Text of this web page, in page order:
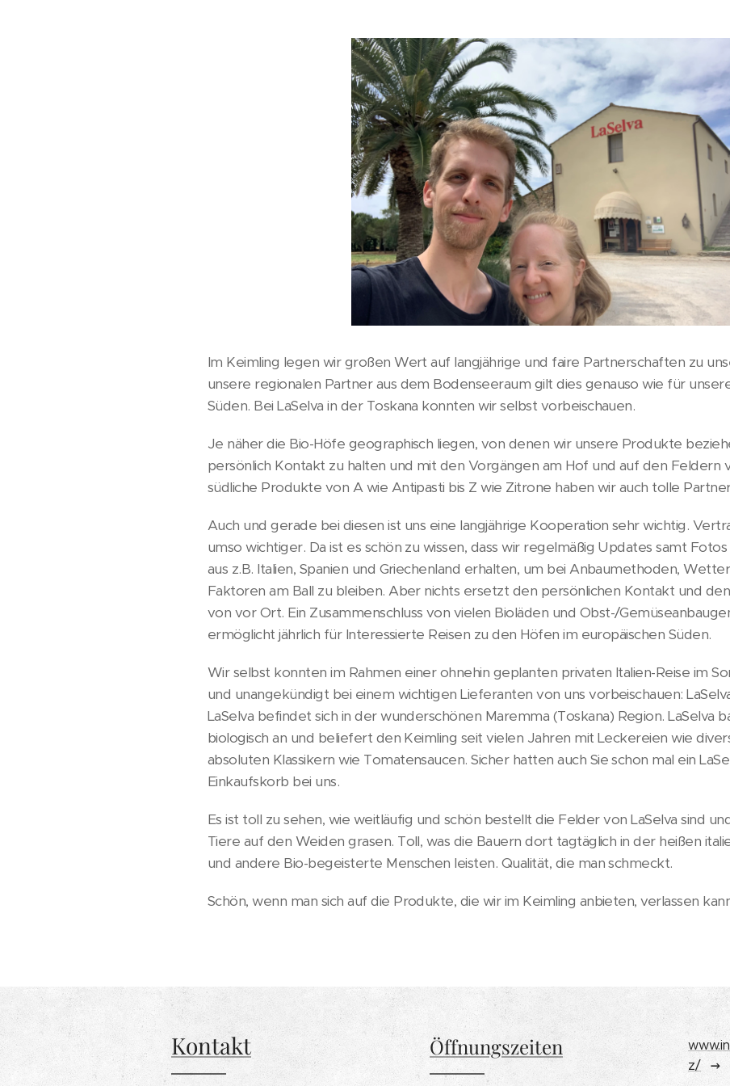
Im Keimling legen wir großen Wert auf langjährige und faire Partnerschaften zu
unsere regionalen Partner aus dem Bodenseeraum gilt dies genauso wie für
Süden. Bei LaSelva in der Toskana konnten wir selbst vorbeischauen.
Je näher die Bio-Höfe geographisch liegen, von denen wir unsere Produkte
persönlich Kontakt zu halten und mit den Vorgängen am Hof und auf den Feldern
südliche Produkte von A wie Antipasti bis Z wie Zitrone haben wir auch tolle
Auch und gerade bei diesen ist uns eine langjährige Kooperation sehr wichtig.
umso wichtiger. Da ist es schön zu wissen, dass wir regelmäßig Updates samt
aus z.B. Italien, Spanien und Griechenland erhalten, um bei Anbaumethoden,
Faktoren am Ball zu bleiben. Aber nichts ersetzt den persönlichen Kontakt und
von vor Ort. Ein Zusammenschluss von vielen Bioläden und Obst-/
ermöglicht jährlich für Interessierte Reisen zu den Höfen im europäischen Süden.
Wir selbst konnten im Rahmen einer ohnehin geplanten privaten Italien-Reise im
und unangekündigt bei einem wichtigen Lieferanten von uns vorbeischauen:
LaSelva befindet sich in der wunderschönen Maremma (Toskana) Region. LaSelva
biologisch an und beliefert den Keimling seit vielen Jahren mit Leckereien wie
absoluten Klassikern wie Tomatensaucen. Sicher hatten auch Sie schon mal ein
Einkaufskorb bei uns.
Es ist toll zu sehen, wie weitläufig und schön bestellt die Felder von LaSelva sind
Tiere auf den Weiden grasen. Toll, was die Bauern dort tagtäglich in der heißen
und andere Bio-begeisterte Menschen leisten. Qualität, die man schmeckt.
Schön, wenn man sich auf die Produkte, die wir im Keimling anbieten, verlassen
Kontakt Öffnungszeiten
z/